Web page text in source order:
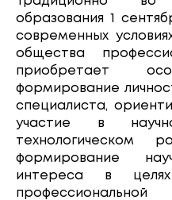
образования 1
современных
общества
приобретает
формирование
специалиста,
участие в
технологическом
формирование
интереса в